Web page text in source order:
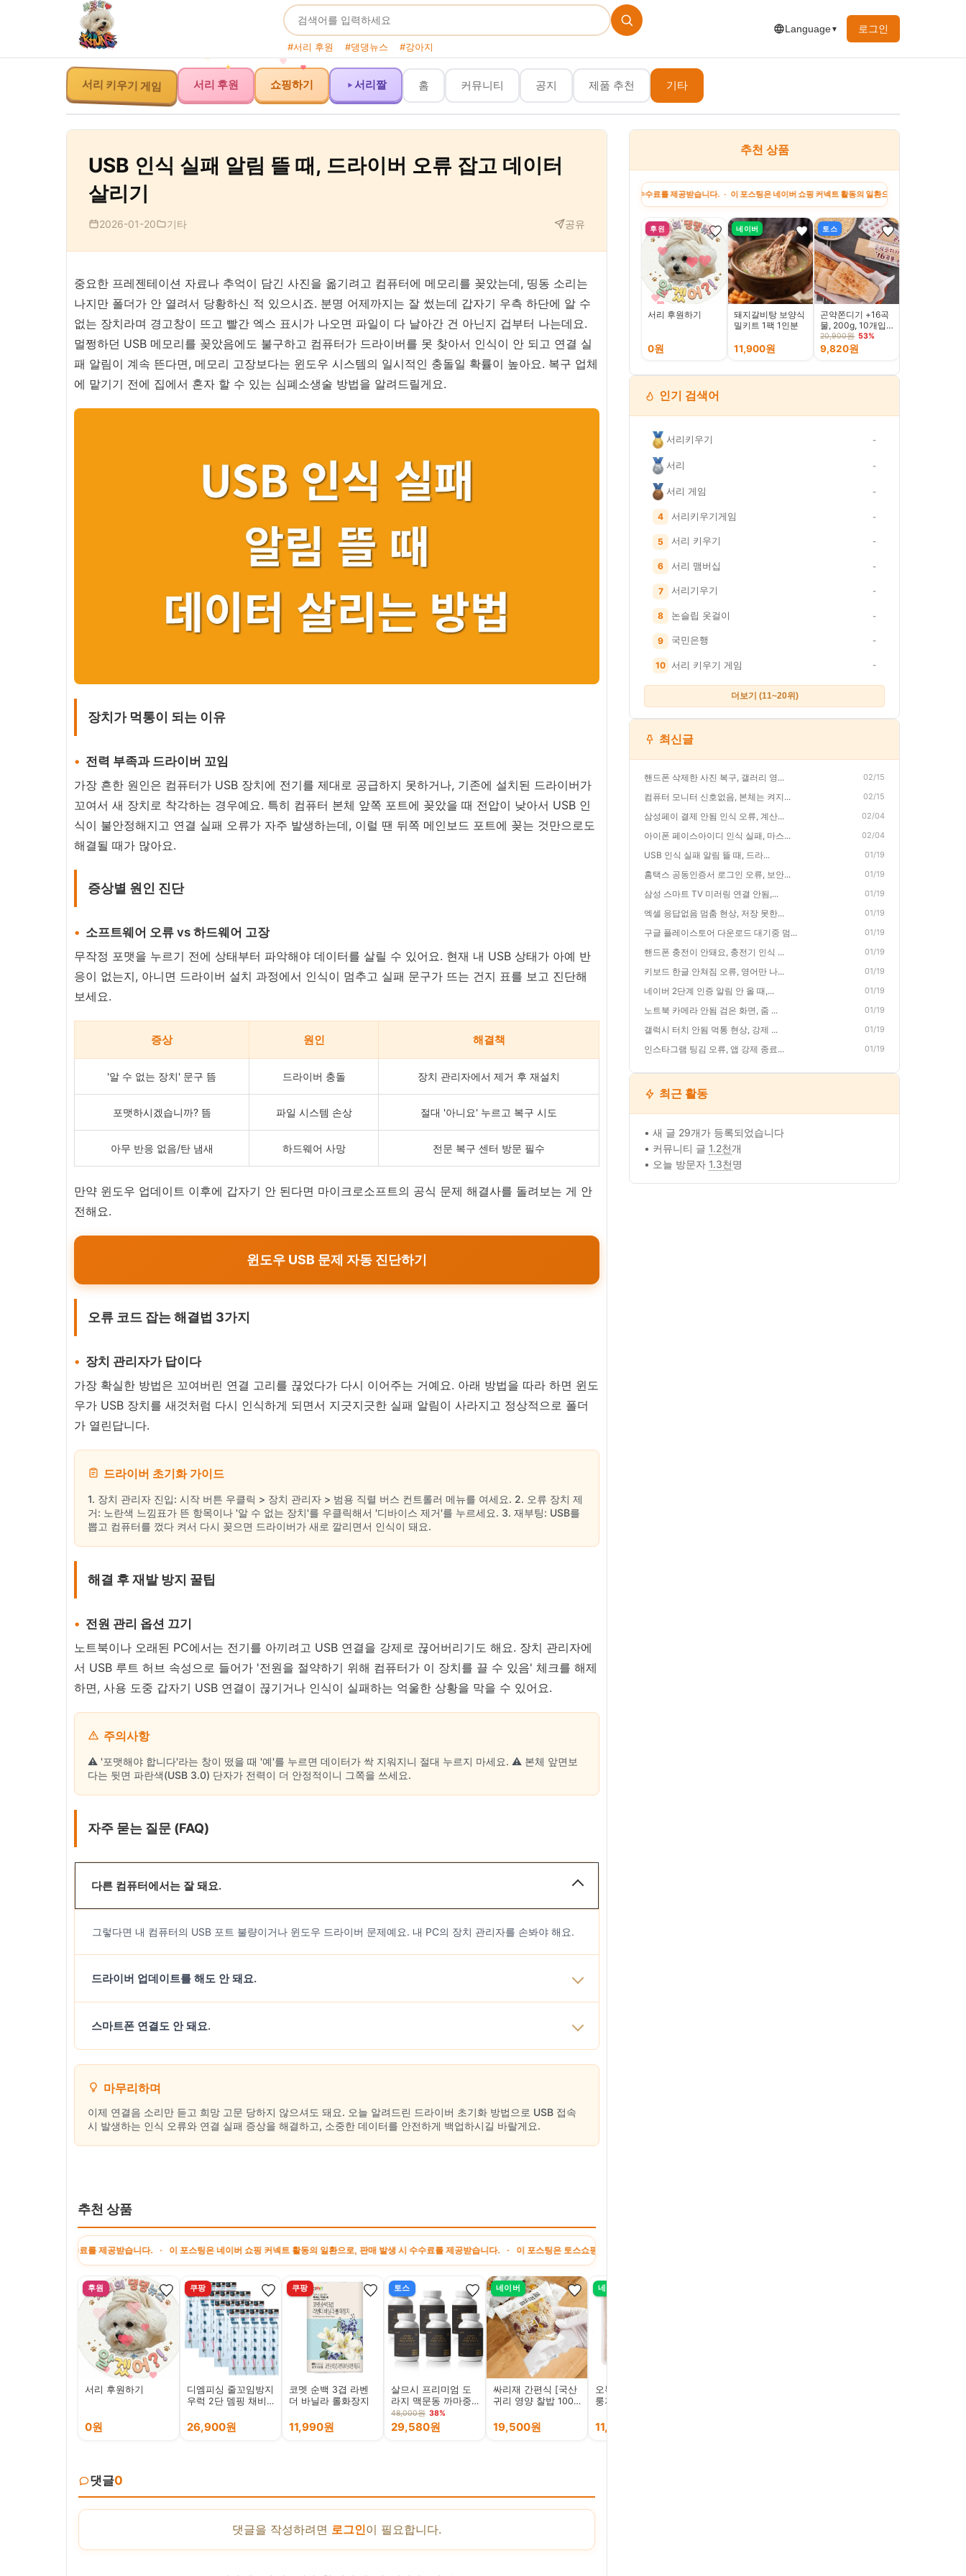
#서리 후원 #댕댕뉴스 #강아지
Language▼ 로그인
서리 키우기 게임 서리 후원 쇼핑하기 서리짤 홈 커뮤니티 공지 제품 추천 기타
USB 인식 실패 알림 뜰 때, 드라이버 오류 잡고 데이터
살리기
2026-01-20 기타 공유
중요한 프레젠테이션 자료나 추억이 담긴 사진을 옮기려고 컴퓨터에 메모리를 꽂았는데, 띵동 소리는
나지만 폴더가 안 열려서 당황하신 적 있으시죠. 분명 어제까지는 잘 썼는데 갑자기 우측 하단에 알 수
없는 장치라며 경고창이 뜨고 빨간 엑스 표시가 나오면 파일이 다 날아간 건 아닌지 겁부터 나는데요.
멀쩡하던 USB 메모리를 꽂았음에도 불구하고 컴퓨터가 드라이버를 못 찾아서 인식이 안 되고 연결 실
패 알림이 계속 뜬다면, 메모리 고장보다는 윈도우 시스템의 일시적인 충돌일 확률이 높아요. 복구 업체
에 맡기기 전에 집에서 혼자 할 수 있는 심폐소생술 방법을 알려드릴게요.
장치가 먹통이 되는 이유
전력 부족과 드라이버 꼬임
가장 흔한 원인은 컴퓨터가 USB 장치에 전기를 제대로 공급하지 못하거나, 기존에 설치된 드라이버가
꼬여서 새 장치로 착각하는 경우예요. 특히 컴퓨터 본체 앞쪽 포트에 꽂았을 때 전압이 낮아서 USB 인
식이 불안정해지고 연결 실패 오류가 자주 발생하는데, 이럴 땐 뒤쪽 메인보드 포트에 꽂는 것만으로도
해결될 때가 많아요.
증상별 원인 진단
소프트웨어 오류 vs 하드웨어 고장
무작정 포맷을 누르기 전에 상태부터 파악해야 데이터를 살릴 수 있어요. 현재 내 USB 상태가 아예 반
응이 없는지, 아니면 드라이버 설치 과정에서 인식이 멈추고 실패 문구가 뜨는 건지 표를 보고 진단해
보세요.
증상 원인 해결책
'알 수 없는 장치' 문구 뜸 드라이버 충돌 장치 관리자에서 제거 후 재설치
포맷하시겠습니까? 뜸 파일 시스템 손상 절대 '아니요' 누르고 복구 시도
아무 반응 없음/탄 냄새 하드웨어 사망 전문 복구 센터 방문 필수
만약 윈도우 업데이트 이후에 갑자기 안 된다면 마이크로소프트의 공식 문제 해결사를 돌려보는 게 안
전해요.
윈도우 USB 문제 자동 진단하기
오류 코드 잡는 해결법 3가지
장치 관리자가 답이다
가장 확실한 방법은 꼬여버린 연결 고리를 끊었다가 다시 이어주는 거예요. 아래 방법을 따라 하면 윈도
우가 USB 장치를 새것처럼 다시 인식하게 되면서 지긋지긋한 실패 알림이 사라지고 정상적으로 폴더
가 열린답니다.
드라이버 초기화 가이드
1. 장치 관리자 진입: 시작 버튼 우클릭 > 장치 관리자 > 범용 직렬 버스 컨트롤러 메뉴를 여세요. 2. 오류 장치 제
거: 노란색 느낌표가 뜬 항목이나 '알 수 없는 장치'를 우클릭해서 '디바이스 제거'를 누르세요. 3. 재부팅: USB를
뽑고 컴퓨터를 껐다 켜서 다시 꽂으면 드라이버가 새로 깔리면서 인식이 돼요.
해결 후 재발 방지 꿀팁
전원 관리 옵션 끄기
노트북이나 오래된 PC에서는 전기를 아끼려고 USB 연결을 강제로 끊어버리기도 해요. 장치 관리자에
서 USB 루트 허브 속성으로 들어가 '전원을 절약하기 위해 컴퓨터가 이 장치를 끌 수 있음' 체크를 해제
하면, 사용 도중 갑자기 USB 연결이 끊기거나 인식이 실패하는 억울한 상황을 막을 수 있어요.
주의사항
⚠️ '포맷해야 합니다'라는 창이 떴을 때 '예'를 누르면 데이터가 싹 지워지니 절대 누르지 마세요. ⚠️ 본체 앞면보
다는 뒷면 파란색(USB 3.0) 단자가 전력이 더 안정적이니 그쪽을 쓰세요.
자주 묻는 질문 (FAQ)
다른 컴퓨터에서는 잘 돼요.
그렇다면 내 컴퓨터의 USB 포트 불량이거나 윈도우 드라이버 문제예요. 내 PC의 장치 관리자를 손봐야 해요.
드라이버 업데이트를 해도 안 돼요.
스마트폰 연결도 안 돼요.
마무리하며
이제 연결음 소리만 듣고 희망 고문 당하지 않으셔도 돼요. 오늘 알려드린 드라이버 초기화 방법으로 USB 접속
시 발생하는 인식 오류와 연결 실패 증상을 해결하고, 소중한 데이터를 안전하게 백업하시길 바랄게요.
추천 상품
수수료를 제공받습니다. · 이 포스팅은 네이버 쇼핑 커넥트 활동의 일환으로, 판매 발생 시 수수료를 제공받습니다. · 이 포스팅은 토스쇼핑 쉐어링크 활동의 일환으로, 이에 따른 일정액의 수수료를 제공받습니다. · 이 포스팅은 쿠팡 파트너
후원
서리 후원하기
0원
쿠팡
디엠피싱 줄꼬임방지
우럭 2단 뎀핑 채비
백경, 1개, 20개입
26,900원
쿠팡
코멧 순백 3겹 라벤
더 바닐라 롤화장지
11,990원
토스
살므시 프리미엄 도
라지 맥문동 까마중
마가목 환, 100g, 2
개
48,000원 38%
29,580원
네이버
싸리재 간편식 [국산
귀리 영양 찰밥 100g
밥
19,500원
네이버
오복이 현미 수제 누
룽지 칩 500g 얇은
11,400원
댓글0
댓글을 작성하려면 로그인이 필요합니다.
추천 상품
이 포스팅은 쿠팡 파트너스 활동의 일환으로, 이에 따른 일정액의 수수료를 제공받습니다. · 이 포스팅은 네이버 쇼핑 커넥트 활동의 일환으로, 판매 발생 시 수수료를 제
후원
서리 후원하기
0원
네이버
돼지갈비탕 보양식
밀키트 1팩 1인분
11,900원
토스
곤약쫀디기 +16곡
물, 200g, 10개입,
4봉
20,900원 53%
9,820원
인기 검색어
서리키우기 -
서리 -
서리 게임 -
4 서리키우기게임 -
5 서리 키우기 -
6 서리 맴버십 -
7 서리기우기 -
8 논슬립 옷걸이 -
9 국민은행 -
10 서리 키우기 게임 -
더보기 (11~20위)
최신글
핸드폰 삭제한 사진 복구, 갤러리 영... 02/15
컴퓨터 모니터 신호없음, 본체는 켜지... 02/15
삼성페이 결제 안됨 인식 오류, 계산... 02/04
아이폰 페이스아이디 인식 실패, 마스... 02/04
USB 인식 실패 알림 뜰 때, 드라... 01/19
홈택스 공동인증서 로그인 오류, 보안... 01/19
삼성 스마트 TV 미러링 연결 안됨,... 01/19
엑셀 응답없음 멈춤 현상, 저장 못한... 01/19
구글 플레이스토어 다운로드 대기중 멈... 01/19
핸드폰 충전이 안돼요, 충전기 인식 ... 01/19
키보드 한글 안쳐짐 오류, 영어만 나... 01/19
네이버 2단계 인증 알림 안 올 때,... 01/19
노트북 카메라 안됨 검은 화면, 줌 ... 01/19
갤럭시 터치 안됨 먹통 현상, 강제 ... 01/19
인스타그램 팅김 오류, 앱 강제 종료... 01/19
최근 활동
• 새 글 29개가 등록되었습니다
• 커뮤니티 글 1.2천개
• 오늘 방문자 1.3천명